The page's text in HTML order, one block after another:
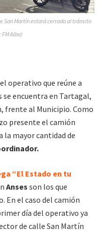
San Martín estará cerrada al tránsito
Alba)
operativo que reúne a
encuentra en Tartagal,
frente al Municipio. Como
presente el camión
la mayor cantidad de
“El Estado en tu
Anses son los que
En el caso del camión
día del operativo ya
de calle San Martín